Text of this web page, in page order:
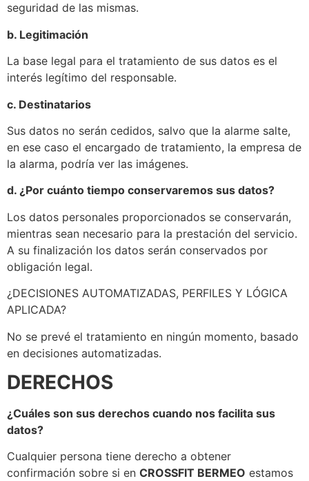
seguridad de las mismas.
b. Legitimación
La base legal para el tratamiento de sus datos es el
interés legítimo del responsable.
c. Destinatarios
Sus datos no serán cedidos, salvo que la alarme salte,
en ese caso el encargado de tratamiento, la empresa de
la alarma, podría ver las imágenes.
d. ¿Por cuánto tiempo conservaremos sus datos?
Los datos personales proporcionados se conservarán,
mientras sean necesario para la prestación del servicio.
A su finalización los datos serán conservados por
obligación legal.
¿DECISIONES AUTOMATIZADAS, PERFILES Y LÓGICA
APLICADA?
No se prevé el tratamiento en ningún momento, basado
en decisiones automatizadas.
DERECHOS
¿Cuáles son sus derechos cuando nos facilita sus
datos?
Cualquier persona tiene derecho a obtener
confirmación sobre si en CROSSFIT BERMEO estamos